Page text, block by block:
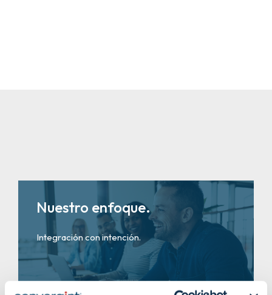
Nuestro enfoque.
Integración con intención.